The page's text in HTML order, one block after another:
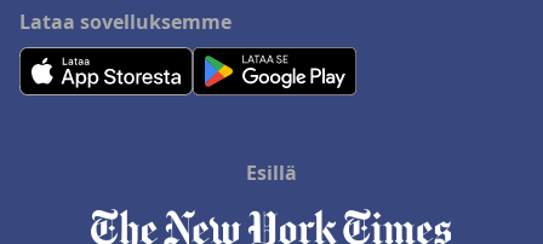
Lataa sovelluksemme
Esillä